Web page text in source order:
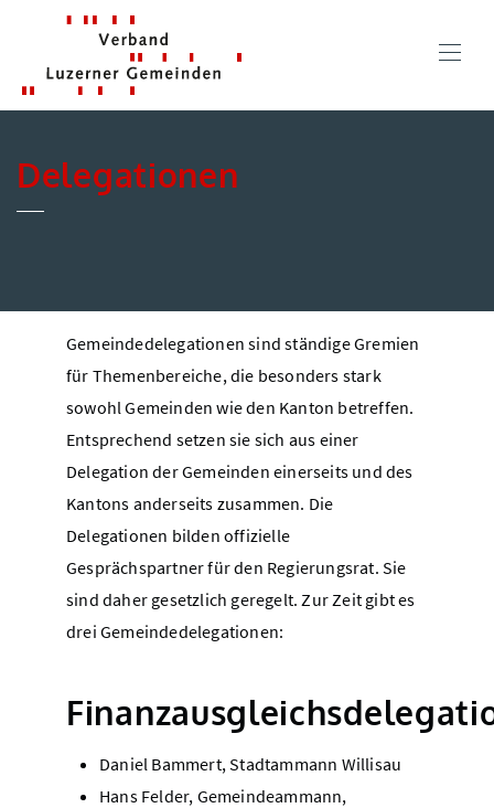
Delegationen
Gemeindedelegationen sind ständige Gremien
für Themenbereiche, die besonders stark
sowohl Gemeinden wie den Kanton betreffen.
Entsprechend setzen sie sich aus einer
Delegation der Gemeinden einerseits und des
Kantons anderseits zusammen. Die
Delegationen bilden offizielle
Gesprächspartner für den Regierungsrat. Sie
sind daher gesetzlich geregelt. Zur Zeit gibt es
drei Gemeindedelegationen:
Daniel Bammert, Stadtammann Willisau
Hans Felder, Gemeindeammann,